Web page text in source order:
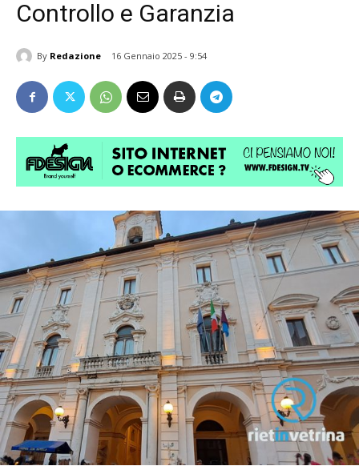
Controllo e Garanzia
By Redazione 16 Gennaio 2025 - 9:54